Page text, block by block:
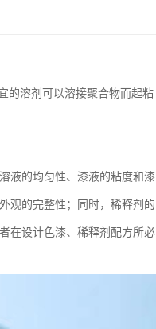
的溶剂可以溶接聚合物而起粘
液的均匀性、漆液的粘度和漆
观的完整性；同时，稀释剂的
在设计色漆、稀释剂配方所必